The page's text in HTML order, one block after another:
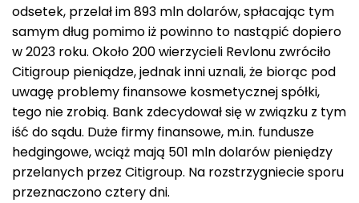
odsetek, przelał im 893 mln dolarów, spłacając tym
samym dług pomimo iż powinno to nastąpić dopiero
w 2023 roku. Około 200 wierzycieli Revlonu zwróciło
Citigroup pieniądze, jednak inni uznali, że biorąc pod
uwagę problemy finansowe kosmetycznej spółki,
tego nie zrobią. Bank zdecydował się w związku z tym
iść do sądu. Duże firmy finansowe, m.in. fundusze
hedgingowe, wciąż mają 501 mln dolarów pieniędzy
przelanych przez Citigroup. Na rozstrzygniecie sporu
przeznaczono cztery dni.